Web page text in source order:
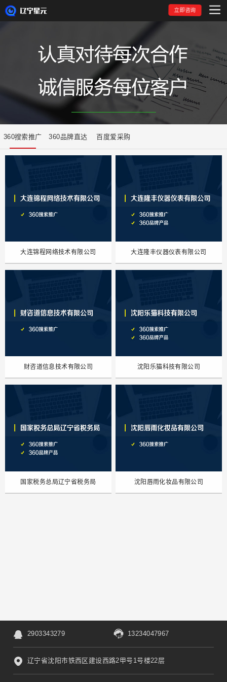
立即咨询
360搜索推广 360品牌直达 百度爱采购
大连锦程网络技术有限公司 大连隆丰仪器仪表有限公司
财咨道信息技术有限公司 沈阳乐猫科技有限公司
国家税务总局辽宁省税务局 沈阳唇雨化妆品有限公司
2903343279 13234047967
辽宁省沈阳市铁西区建设西路2甲号1号楼22层